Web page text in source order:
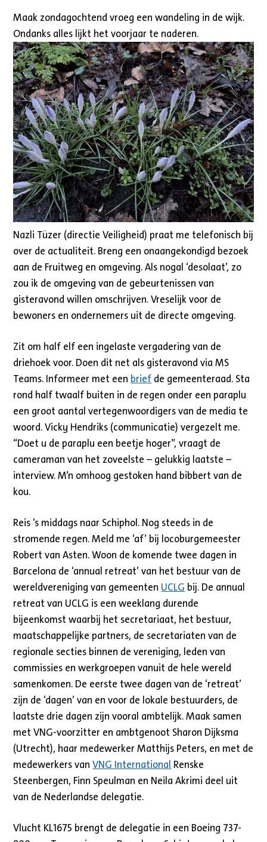
Maak zondagochtend vroeg een wandeling in de wijk.
Ondanks alles lijkt het voorjaar te naderen.
Nazli Tüzer (directie Veiligheid) praat me telefonisch bij
over de actualiteit. Breng een onaangekondigd bezoek
aan de Fruitweg en omgeving. Als nogal ‘desolaat’, zo
zou ik de omgeving van de gebeurtenissen van
gisteravond willen omschrijven. Vreselijk voor de
bewoners en ondernemers uit de directe omgeving.
Zit om half elf een ingelaste vergadering van de
driehoek voor. Doen dit net als gisteravond via MS
Teams. Informeer met een brief de gemeenteraad. Sta
rond half twaalf buiten in de regen onder een paraplu
een groot aantal vertegenwoordigers van de media te
woord. Vicky Hendriks (communicatie) vergezelt me.
“Doet u de paraplu een beetje hoger”, vraagt de
cameraman van het zoveelste – gelukkig laatste –
interview. M’n omhoog gestoken hand bibbert van de
kou.
Reis ’s middags naar Schiphol. Nog steeds in de
stromende regen. Meld me ‘af’ bij locoburgemeester
Robert van Asten. Woon de komende twee dagen in
Barcelona de ‘annual retreat’ van het bestuur van de
wereldvereniging van gemeenten UCLG bij. De annual
retreat van UCLG is een weeklang durende
bijeenkomst waarbij het secretariaat, het bestuur,
maatschappelijke partners, de secretariaten van de
regionale secties binnen de vereniging, leden van
commissies en werkgroepen vanuit de hele wereld
samenkomen. De eerste twee dagen van de ‘retreat’
zijn de ‘dagen’ van en voor de lokale bestuurders, de
laatste drie dagen zijn vooral ambtelijk. Maak samen
met VNG-voorzitter en ambtgenoot Sharon Dijksma
(Utrecht), haar medewerker Matthijs Peters, en met de
medewerkers vanVNG International Renske
Steenbergen, Finn Speulman en Neila Akrimi deel uit
van de Nederlandse delegatie.
Vlucht KL1675 brengt de delegatie in een Boeing 737-